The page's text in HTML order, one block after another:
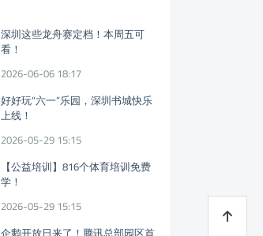
深圳这些龙舟赛定档！本周五可
看！
2026-06-06 18:17
好好玩“六一”乐园，深圳书城快乐
上线！
2026-05-29 15:15
【公益培训】816个体育培训免费
学！
2026-05-29 15:15
企鹅开放日来了！腾讯总部园区首